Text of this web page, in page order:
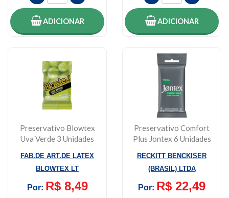
ADICIONAR ADICIONAR
Preservativo Blowtex
Uva Verde 3 Unidades
FAB.DE ART.DE LATEX
BLOWTEX LT
Por: R$ 8,49
Preservativo Comfort
Plus Jontex 6 Unidades
RECKITT BENCKISER
(BRASIL) LTDA
Por: R$ 22,49